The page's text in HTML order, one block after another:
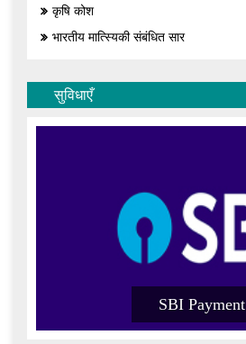
कृषि कोश
भारतीय मात्स्यिकी संबंधित सार
सुविधाएँ
SBI Payment